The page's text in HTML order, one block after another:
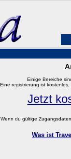
Einige Bereiche
Eine registrierung ist
Jetzt
Wenn du gültige
Was ist